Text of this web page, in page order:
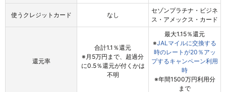
使うクレジットカード なし
セゾンプラチナ・ビジネ
ス・アメックス・カード
還元率
合計1.1％還元
※月5万円まで、超過分
に0.5％還元が付くかは
不明
最大1.15％還元
※JALマイルに交換する
時のレートが20％アッ
プするキャンペーン利用
時
※年間1500万円利用分
まで